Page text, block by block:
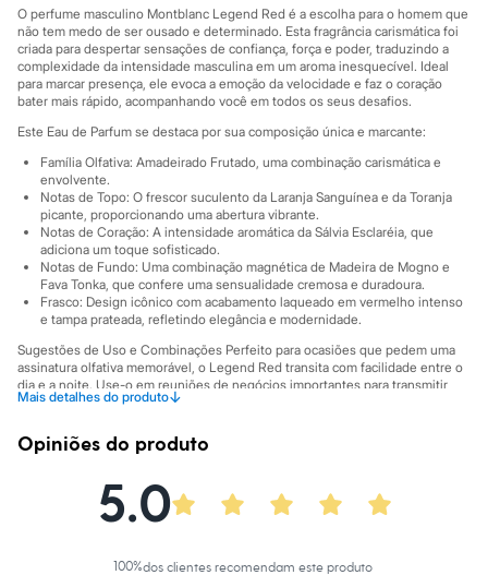
Rasteirinhas
Sandálias
Sapatilhas
Tênis
Marcas
City
Clock House
Mindset
Sawary
Yessica
Moda esportiva
Acessórios
Blusas
Calçados
Leggings
Shorts e Bermudas
Tops
Moda íntima
Calcinhas
Cintas e Modeladores
Meias
Sutiãs e Tops
Saídas de praia
O perfume masculino Montblanc Legend Red é a escolha para o homem que
não tem medo de ser ousado e determinado. Esta fragrância carismática foi
criada para despertar sensações de confiança, força e poder, traduzindo a
complexidade da intensidade masculina em um aroma inesquecível. Ideal
para marcar presença, ele evoca a emoção da velocidade e faz o coração
bater mais rápido, acompanhando você em todos os seus desafios.
Este Eau de Parfum se destaca por sua composição única e marcante:
Família Olfativa: Amadeirado Frutado, uma combinação carismática e
envolvente.
Notas de Topo: O frescor suculento da Laranja Sanguínea e da Toranja
picante, proporcionando uma abertura vibrante.
Notas de Coração: A intensidade aromática da Sálvia Esclaréia, que
adiciona um toque sofisticado.
Notas de Fundo: Uma combinação magnética de Madeira de Mogno e
Fava Tonka, que confere uma sensualidade cremosa e duradoura.
Frasco: Design icônico com acabamento laqueado em vermelho intenso
e tampa prateada, refletindo elegância e modernidade.
Sugestões de Uso e Combinações Perfeito para ocasiões que pedem uma
assinatura olfativa memorável, o Legend Red transita com facilidade entre o
dia e a noite. Use-o em reuniões de negócios importantes para transmitir
confiança ou em um evento social para garantir uma presença marcante. Sua
com alfaiataria, até um look casual e moderno, tornando-se um acessório
indispensável para o homem contemporâneo.
A gente se encontra na C&A! ❤
Mais detalhes do produto↓
Informacoes gerais:
Marcas: Montblanc
Opiniões do produto
5.0
100%dos clientes recomendam este produto